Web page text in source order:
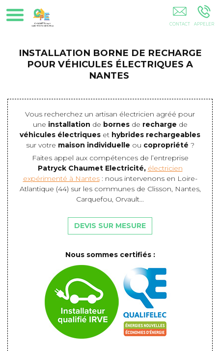
Électricien Rénovation Installation Électrique Mise En
Conformité Nantes Carquefou La Chapelle Sur Erdre Orvault 44
INSTALLATION BORNE DE RECHARGE
POUR VÉHICULES ÉLECTRIQUES A
NANTES
Vous recherchez un artisan électricien agréé pour
une installation de bornesde recharge de
véhicules électriques et hybrides rechargeables
sur votre maison individuelle ou copropriété ?
Faites appel aux compétences de l’entreprise
Patryck Chaumet Electricité, électricien
expérimenté à Nantes: nous intervenons en Loire-
Atlantique (44) sur les communes de Clisson, Nantes,
Carquefou, Orvault...
DEVIS SUR MESURE
Nous sommes certifiés :